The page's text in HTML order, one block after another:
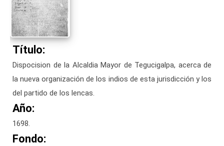
Título:
Dispocision de la Alcaldia Mayor de Tegucigalpa, acerca de
la nueva organización de los indios de esta jurisdicción y los
del partido de los lencas.
Año:
1698.
Fondo: